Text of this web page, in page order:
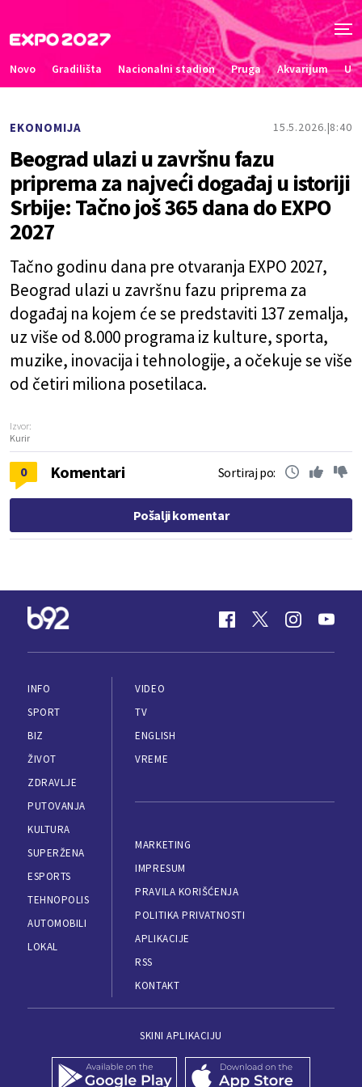
Novo Gradilišta Nacionalni stadion Pruga Akvarijum
EKONOMIJA 15.5.2026. 8:40
Beograd ulazi u završnu fazu
priprema za najveći događaj u istoriji
Srbije: Tačno još 365 dana do EXPO
2027
Tačno godinu dana pre otvaranja EXPO 2027,
Beograd ulazi u završnu fazu priprema za
događaj na kojem će se predstaviti 137 zemalja,
uz više od 8.000 programa iz kulture, sporta,
muzike, inovacija i tehnologije, a očekuje se više
od četiri miliona posetilaca.
Izvor:
Kurir
0 Komentari Sortiraj po:
Pošalji komentar
INFO
SPORT
BIZ
ŽIVOT
ZDRAVLJE
PUTOVANJA
KULTURA
SUPERŽENA
ESPORTS
TEHNOPOLIS
AUTOMOBILI
LOKAL
VIDEO
TV
ENGLISH
VREME
MARKETING
IMPRESUM
PRAVILA KORIŠĆENJA
POLITIKA PRIVATNOSTI
APLIKACIJE
RSS
KONTAKT
SKINI APLIKACIJU